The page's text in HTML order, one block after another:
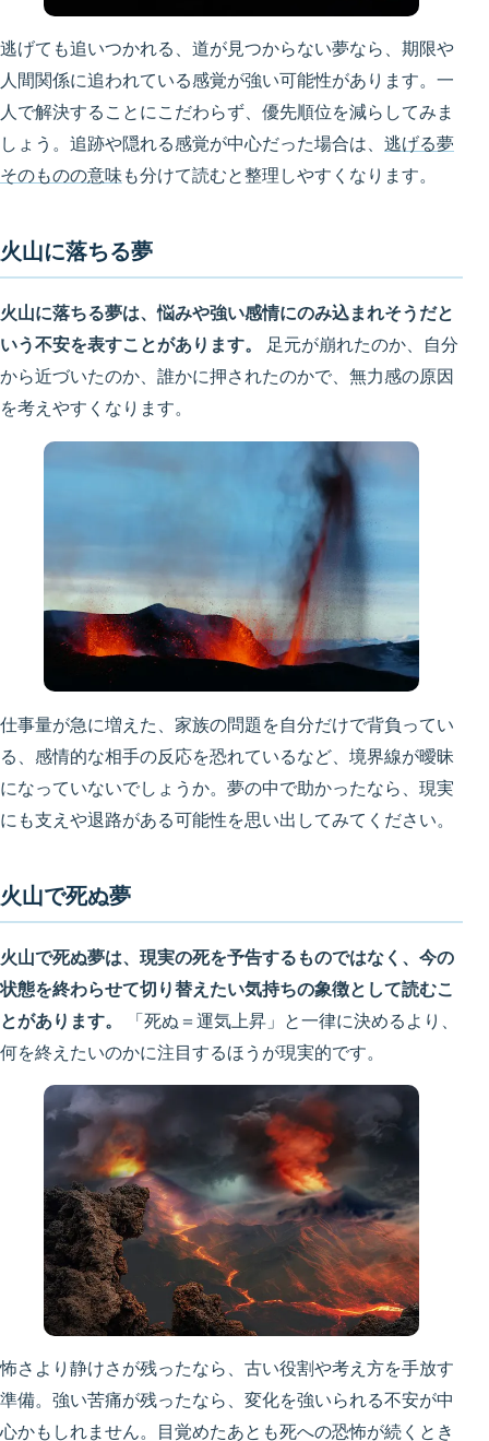
逃げても追いつかれる、道が見つからない夢なら、期限や
人間関係に追われている感覚が強い可能性があります。一
人で解決することにこだわらず、優先順位を減らしてみま
しょう。追跡や隠れる感覚が中心だった場合は、 逃げる夢
そのものの意味も分けて読むと整理しやすくなります。
火山に落ちる夢
火山に落ちる夢は、悩みや強い感情にのみ込まれそうだと
いう不安を表すことがあります。
足元が崩れたのか、自分
から近づいたのか、誰かに押されたのかで、無力感の原因
を考えやすくなります。
仕事量が急に増えた、家族の問題を自分だけで背負ってい
る、感情的な相手の反応を恐れているなど、境界線が曖昧
になっていないでしょうか。夢の中で助かったなら、現実
にも支えや退路がある可能性を思い出してみてください。
火山で死ぬ夢
火山で死ぬ夢は、現実の死を予告するものではなく、今の
状態を終わらせて切り替えたい気持ちの象徴として読むこ
とがあります。
「死ぬ＝運気上昇」と一律に決めるより、
何を終えたいのかに注目するほうが現実的です。
怖さより静けさが残ったなら、古い役割や考え方を手放す
準備。強い苦痛が残ったなら、変化を強いられる不安が中
心かもしれません。目覚めたあとも死への恐怖が続くとき